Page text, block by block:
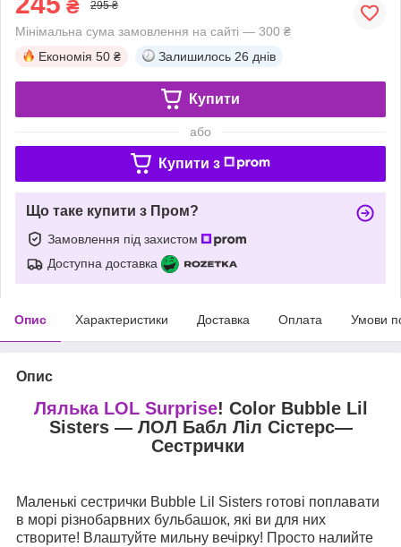
₴ 295 ₴
Мінімальна сума замовлення на сайті — 300 ₴
Економія 50 ₴ Залишилось 26 днів
Купити
або
Купити з
Що таке купити з Пром?
Замовлення під захистом
Доступна доставка
Опис Характеристики Доставка Оплата Умови
Опис
Лялька LOL Surprise! Color Bubble Lil
Sisters — ЛОЛ Бабл Ліл Сістерс—
Сестрички
Маленькі сестрички Bubble Lil Sisters готові поплавати
в морі різнобарвних бульбашок, які ви для них
створите! Влаштуйте мильну вечірку! Просто налийте